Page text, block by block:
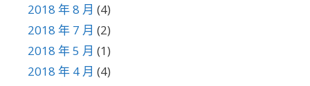
2018 年 8 月 (4)
2018 年 7 月 (2)
2018 年 5 月 (1)
2018 年 4 月 (4)